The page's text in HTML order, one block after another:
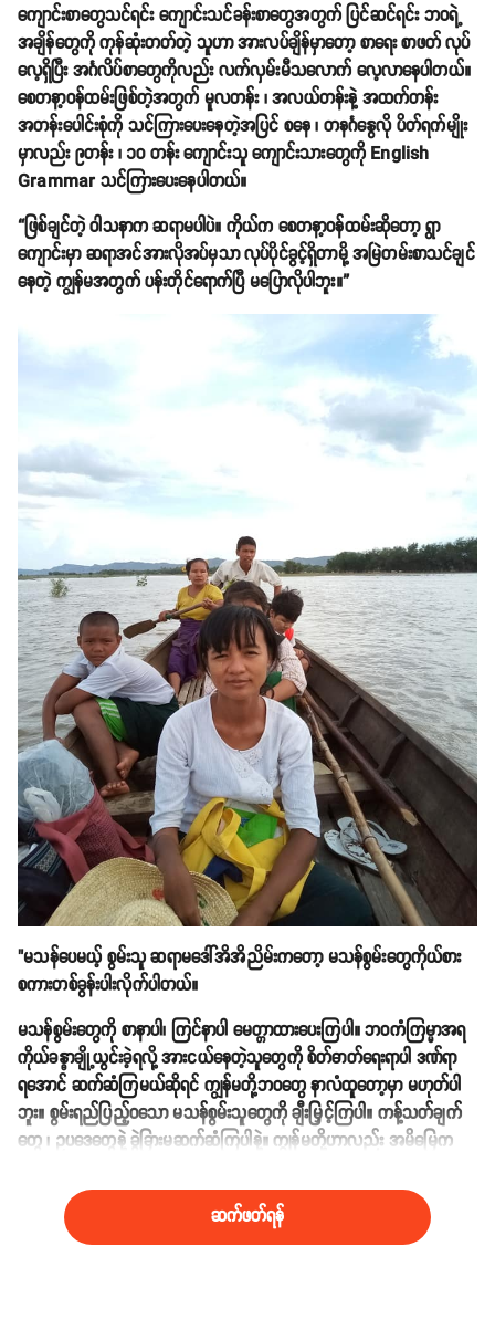
ကျောင်းစာတွေသင်ရင်း ကျောင်းသင်ခန်းစာတွေအတွက် ပြင်ဆင်ရင်း ဘဝရဲ့
အချိန်တွေကို ကုန်ဆုံးတတ်တဲ့ သူဟာ အားလပ်ချိန်မှာတော့ စာရေး စာဖတ် လုပ်
လေ့ရှိပြီး အင်္ဂလိပ်စာတွေကိုလည်း လက်လှမ်းမီသလောက် လေ့လာနေပါတယ်။
စေတနာ့ဝန်ထမ်းဖြစ်တဲ့အတွက် မူလတန်း ၊ အလယ်တန်းနဲ့ အထက်တန်း
အတန်းပေါင်းစုံကို သင်ကြားပေးနေတဲ့အပြင် စနေ ၊ တနင်္ဂနွေလို ပိတ်ရက်မျိုး
မှာလည်း ၉တန်း ၊ ၁၀ တန်း ကျောင်းသူ ကျောင်းသားတွေကို English
Grammar သင်ကြားပေးနေပါတယ်။
“ဖြစ်ချင်တဲ့ ဝါသနာက ဆရာမပါပဲ။ ကိုယ်က စေတနာ့ဝန်ထမ်းဆိုတော့ ရွာ
ကျောင်းမှာ ဆရာအင်အားလိုအပ်မှသာ လုပ်ပိုင်ခွင့်ရှိတာမို့ အမြဲတမ်းစာသင်ချင်
နေတဲ့ ကျွန်မအတွက် ပန်းတိုင်ရောက်ပြီ မပြောလိုပါဘူး။”
"မသန်ပေမယ့် စွမ်းသူ ဆရာမဒေါ်အိအိညိမ်းကတော့ မသန်စွမ်းတွေကိုယ်စား
စကားတစ်ခွန်းပါးလိုက်ပါတယ်။
မသန်စွမ်းတွေကို စာနာပါ၊ ကြင်နာပါ မေတ္တာထားပေးကြပါ။ ဘဝကံကြမ္မာအရ
ကိုယ်ခန္ဓာချို့ယွင်းခဲ့ရလို့ အားငယ်နေတဲ့သူတွေကို စိတ်ဓာတ်ရေးရာပါ ဒဏ်ရာ
ရအောင် ဆက်ဆံကြမယ်ဆိုရင် ကျွန်မတို့ဘဝတွေ နာလံထူတော့မှာ မဟုတ်ပါ
ဘူး။ စွမ်းရည်ပြည့်ဝသော မသန်စွမ်းသူတွေကို ချီးမြှင့်ကြပါ။ ကန့်သတ်ချက်
တွေ ၊ ဥပဒေတွေနဲ့ ခွဲခြားမဆက်ဆံကြပါနဲ့။ ကျွန်မတို့ဟာလည်း အမိမြေက
ဆက်ဖတ်ရန်